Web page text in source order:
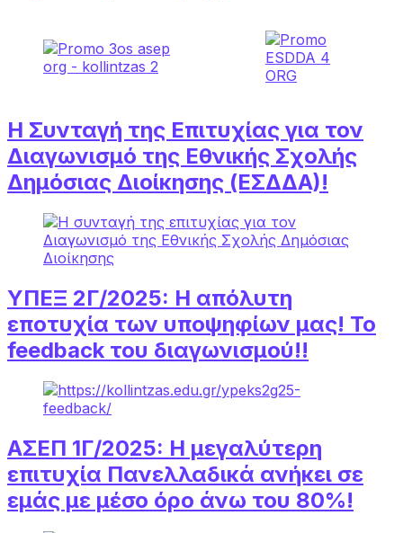
Η Συνταγή της Επιτυχίας για τον
Διαγωνισμό της Εθνικής Σχολής
Δημόσιας Διοίκησης (ΕΣΔΔΑ)!
ΥΠΕΞ 2Γ/2025: Η απόλυτη
εποτυχία των υποψηφίων μας! Το
feedback του διαγωνισμού!!
ΑΣΕΠ 1Γ/2025: Η μεγαλύτερη
επιτυχία Πανελλαδικά ανήκει σε
εμάς με μέσο όρο άνω του 80%!